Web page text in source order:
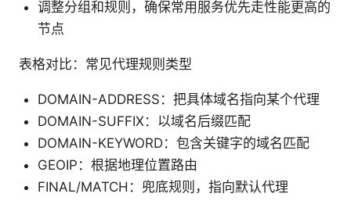
调整分组和规则，确保常用服务优先走性能更高的
节点
表格对比：常见代理规则类型
DOMAIN-ADDRESS：把具体域名指向某个代理
DOMAIN-SUFFIX：以域名后缀匹配
DOMAIN-KEYWORD：包含关键字的域名匹配
GEOIP：根据地理位置路由
FINAL/MATCH：兜底规则，指向默认代理